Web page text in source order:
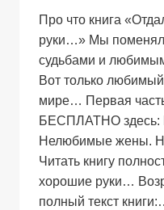
Про что книга
руки…» Мы
судьбами и
Вот только
мире… Первая
БЕСПЛАТНО здесь:
Нелюбимые жены.
Читать книгу
хорошие руки…
полный текст